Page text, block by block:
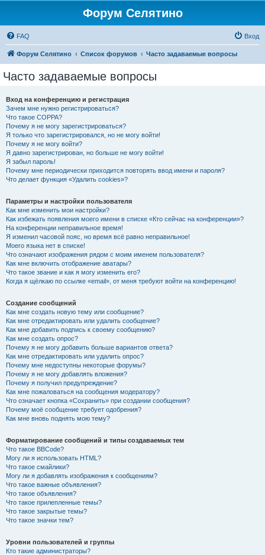
Форум Селятино
FAQ Вход
Форум Селятино Список форумов Часто задаваемые вопросы
Часто задаваемые вопросы
Вход на конференцию и регистрация
Зачем мне нужно регистрироваться?
Что такое COPPA?
Почему я не могу зарегистрироваться?
Я только что зарегистрировался, но не могу войти!
Почему я не могу войти?
Я давно зарегистрирован, но больше не могу войти!
Я забыл пароль!
Почему мне периодически приходится повторять ввод имени и пароля?
Что делает функция «Удалить cookies»?
Параметры и настройки пользователя
Как мне изменить мои настройки?
Как избежать появления моего имени в списке «Кто сейчас на конференции»?
На конференции неправильное время!
Я изменил часовой пояс, но время всё равно неправильное!
Моего языка нет в списке!
Что означают изображения рядом с моим именем пользователя?
Как мне включить отображение аватары?
Что такое звание и как я могу изменить его?
Когда я щёлкаю по ссылке «email», от меня требуют войти на конференцию!
Создание сообщений
Как мне создать новую тему или сообщение?
Как мне отредактировать или удалить сообщение?
Как мне добавить подпись к своему сообщению?
Как мне создать опрос?
Почему я не могу добавить больше вариантов ответа?
Как мне отредактировать или удалить опрос?
Почему мне недоступны некоторые форумы?
Почему я не могу добавлять вложения?
Почему я получил предупреждение?
Как мне пожаловаться на сообщения модератору?
Что означает кнопка «Сохранить» при создании сообщения?
Почему моё сообщение требует одобрения?
Как мне вновь поднять мою тему?
Форматирование сообщений и типы создаваемых тем
Что такое BBCode?
Могу ли я использовать HTML?
Что такое смайлики?
Могу ли я добавлять изображения к сообщениям?
Что такое важные объявления?
Что такое объявления?
Что такое прилепленные темы?
Что такое закрытые темы?
Что такое значки тем?
Уровни пользователей и группы
Кто такие администраторы?